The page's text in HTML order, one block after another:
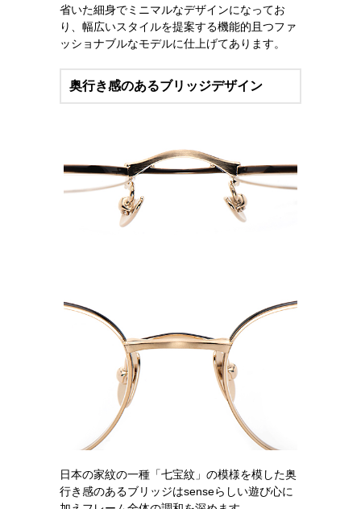
省いた細身でミニマルなデザインになってお
り、幅広いスタイルを提案する機能的且つファ
ッショナブルなモデルに仕上げてあります。
奥行き感のあるブリッジデザイン
日本の家紋の一種「七宝紋」の模様を模した奥
行き感のあるブリッジはsenseらしい遊び心に